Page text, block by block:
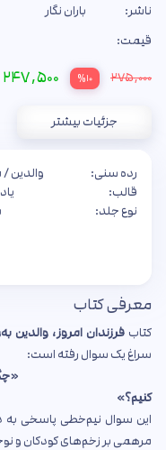
ناشر:
باران نگار
قیمت:
۲۷۵,۰۰۰ %۱۰ ۲۴۷,۵۰۰
جزئیات بیشتر
رده سنی:
والدین /
قالب:
نوع جلد:
معرفی کتاب
کتاب فرزندان امروز، والدین
سراغ یک سوال رفته است:
کنیم؟»
این سوال نیم‌خطی پاسخی به
مرهمی بر زخم‌های کودکان و